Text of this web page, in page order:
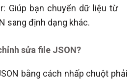
Giúp bạn chuyển dữ liệu từ
sang định dạng khác.
sửa file JSON?
bằng cách nhấp chuột phải